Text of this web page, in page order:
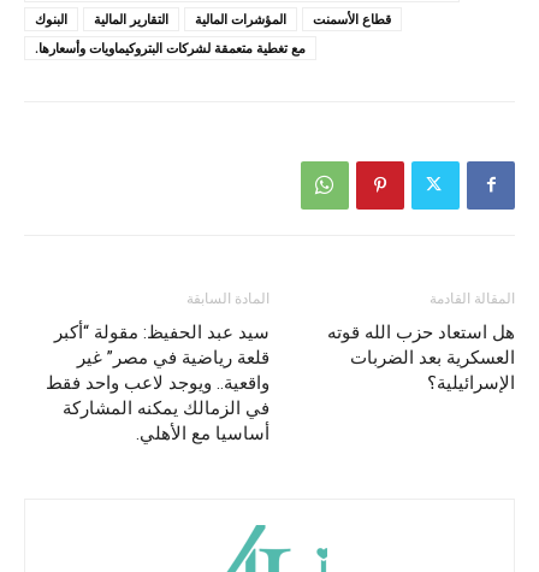
البنوك
التقارير المالية المؤشرات المالية
قطاع الأسمنت
مع تغطية متعمقة لشركات البتروكيماويات وأسعارها.
المادة السابقة
سيد عبد الحفيظ: مقولة “أكبر
قلعة رياضية في مصر” غير
واقعية.. ويوجد لاعب واحد فقط
في الزمالك يمكنه المشاركة
أساسيا مع الأهلي.
المقالة القادمة
هل استعاد حزب الله قوته
العسكرية بعد الضربات
الإسرائيلية؟